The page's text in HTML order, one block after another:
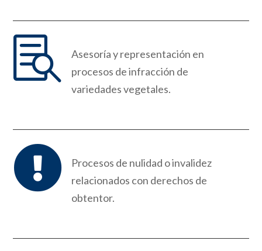

Asesoría y representación en
procesos deinfracción de
variedades vegetales.

Procesos de nulidad o invalidez
relacionados con derechos de
obtentor.